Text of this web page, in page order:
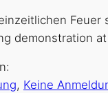
, Keine